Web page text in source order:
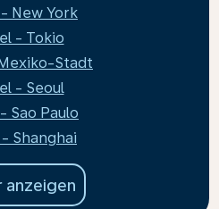
New York
- Tokio
Stadt
- Seoul
Sao Paulo
Shanghai
anzeigen